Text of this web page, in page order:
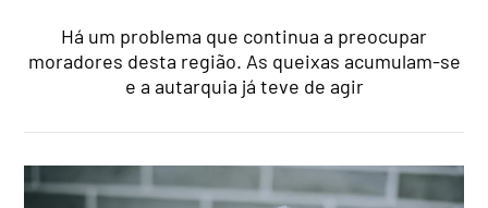
Há um problema que continua a preocupar
moradores desta região. As queixas acumulam-se
e a autarquia já teve de agir